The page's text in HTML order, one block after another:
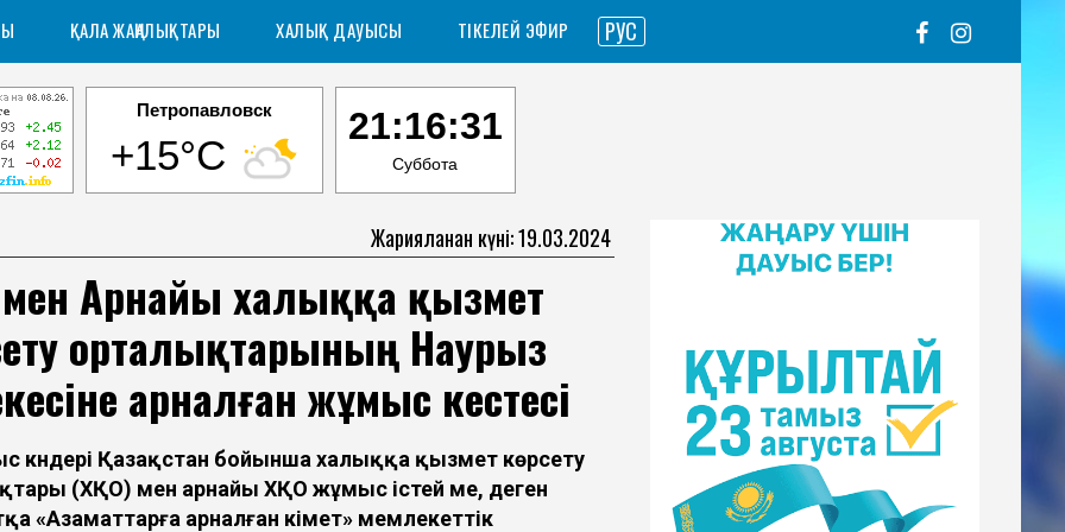
ҚАЛА ЖАҢАЛЫҚТАРЫ ХАЛЫҚ ДАУЫСЫ ТІКЕЛЕЙ ЭФИР РУС
Петропавловск
+15°C
21:16:32
Суббота
Жарияланған күні: 19.03.2024
мен Арнайы халыққа қызмет
орталықтарының Наурыз
арналған жұмыс кестесі
күндері Қазақстан бойынша халыққа қызмет көрсету
(ХҚО) мен арнайы ХҚО жұмыс істей ме, деген
«Азаматтарға арналған үкімет» мемлекеттік